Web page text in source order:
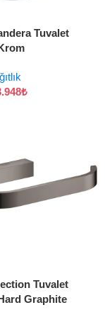
Tuvalet
₺
Tuvalet
Graphite